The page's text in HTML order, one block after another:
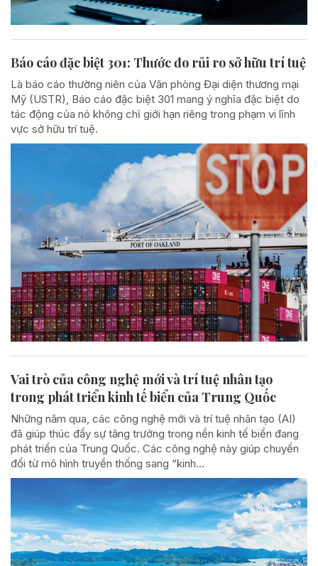
Báo cáo đặc biệt 301: Thước đo rủi ro sở hữu trí tuệ
Là báo cáo thường niên của Văn phòng Đại diện thương mại
Mỹ (USTR), Báo cáo đặc biệt 301 mang ý nghĩa đặc biệt do
tác động của nó không chỉ giới hạn riêng trong phạm vi lĩnh
vực sở hữu trí tuệ.
Vai trò của công nghệ mới và trí tuệ nhân tạo
trong phát triển kinh tế biển của Trung Quốc
Những năm qua, các công nghệ mới và trí tuệ nhân tạo (AI)
đã giúp thúc đẩy sự tăng trưởng trong nền kinh tế biển đang
phát triển của Trung Quốc. Các công nghệ này giúp chuyển
đổi từ mô hình truyền thống sang “kinh...